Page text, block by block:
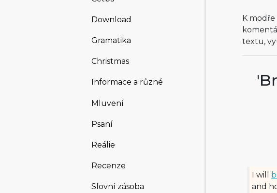
Download
Gramatika
Christmas
Informace a různé
Mluvení
Psaní
Reálie
Recenze
Slovní zásoba
K
textu,
I will
and